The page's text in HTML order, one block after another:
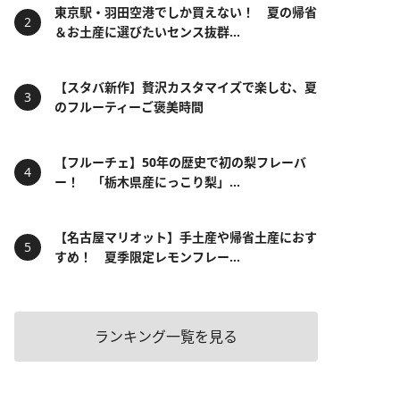
東京駅・羽田空港でしか買えない！ 夏の帰省
＆お土産に選びたいセンス抜群...
【スタバ新作】贅沢カスタマイズで楽しむ、夏
のフルーティーご褒美時間
【フルーチェ】50年の歴史で初の梨フレーバ
ー！ 「栃木県産にっこり梨」...
【名古屋マリオット】手土産や帰省土産におす
すめ！ 夏季限定レモンフレー...
ランキング一覧を見る